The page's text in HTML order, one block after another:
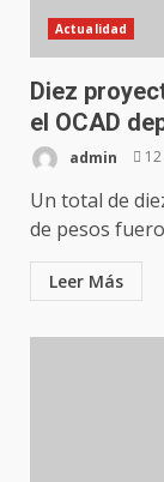
Actualidad
Diez
el OCAD
admin
Un total de
de pesos
Leer Más